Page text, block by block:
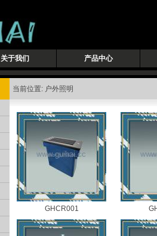
关于我们 产品中心
当前位置: 户外照明
GHCR001